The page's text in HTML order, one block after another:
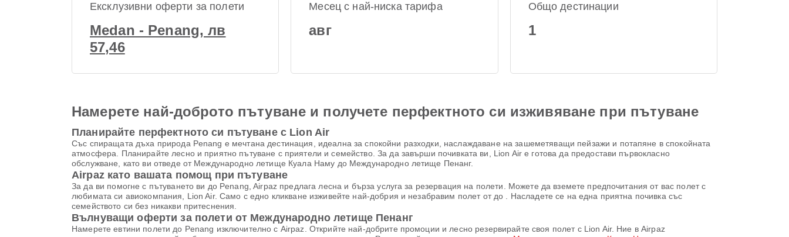
Ексклузивни оферти за полети
Medan - Penang, лв
57,46
Месец с най-ниска тарифа
авг
Общо дестинации
1
Намерете най-доброто пътуване и получете перфектното си изживяване при пътуване
Планирайте перфектното си пътуване с Lion Air
Със спиращата дъха природа Penang е мечтана дестинация, идеална за спокойни разходки, наслаждаване на зашеметяващи пейзажи и потапяне в спокойната
атмосфера. Планирайте лесно и приятно пътуване с приятели и семейство. За да завърши почивката ви, Lion Air е готова да предостави първокласно
обслужване, като ви отведе от Международно летище Куала Наму до Международно летище Пенанг.
Airpaz като вашата помощ при пътуване
За да ви помогне с пътуването ви до Penang, Airpaz предлага лесна и бърза услуга за резервация на полети. Можете да вземете предпочитания от вас полет с
любимата си авиокомпания, Lion Air. Само с едно кликване изживейте най-добрия и незабравим полет от до . Насладете се на една приятна почивка със
семейството си без никакви притеснения.
Вълнуващи оферти за полети от Международно летище Пенанг
Намерете евтини полети до Penang изключително с Airpaz. Открийте най-добрите промоции и лесно резервирайте своя полет с Lion Air. Ние в Airpaz